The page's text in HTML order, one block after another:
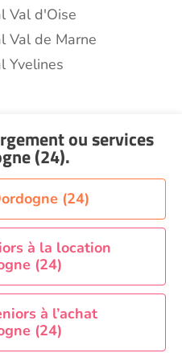
Val d'Oise
Val de Marne
Yvelines
ou services
(24).
(24)
à la location
(24)
à l’achat
(24)